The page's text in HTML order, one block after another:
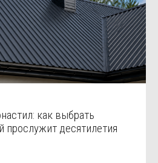
как выбрать
прослужит десятилетия